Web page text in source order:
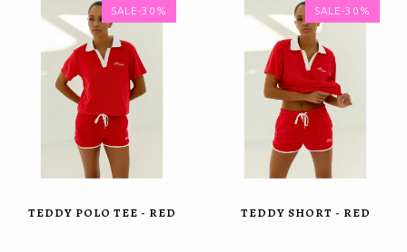
SALE-30%
TEDDY POLO TEE - RED
SALE-30%
TEDDY SHORT - RED